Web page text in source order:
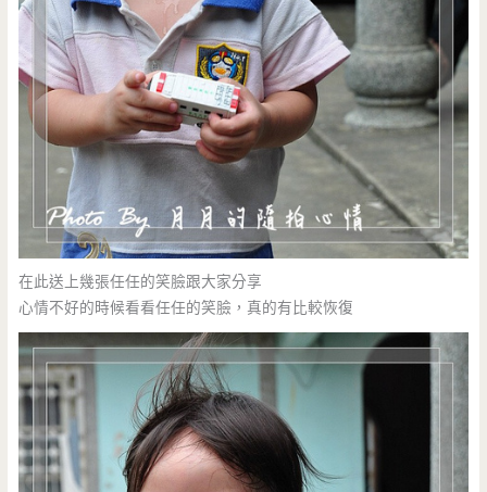
在此送上幾張任任的笑臉跟大家分享
心情不好的時候看看任任的笑臉，真的有比較恢復